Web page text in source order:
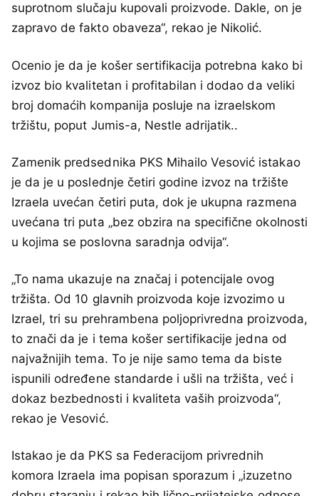
suprotnom slučaju kupovali proizvode. Dakle, on je
zapravo de fakto obaveza“, rekao je Nikolić.
Ocenio je da je košer sertifikacija potrebna kako bi
izvoz bio kvalitetan i profitabilan i dodao da veliki
broj domaćih kompanija posluje na izraelskom
tržištu, poput Jumis-a, Nestle adrijatik..
Zamenik predsednika PKS Mihailo Vesović istakao
je da je u poslednje četiri godine izvoz na tržište
Izraela uvećan četiri puta, dok je ukupna razmena
uvećana tri puta „bez obzira na specifične okolnosti
u kojima se poslovna saradnja odvija“.
„To nama ukazuje na značaj i potencijale ovog
tržišta. Od 10 glavnih proizvoda koje izvozimo u
Izrael, tri su prehrambena poljoprivredna proizvoda,
to znači da je i tema košer sertifikacije jedna od
najvažnijih tema. To je nije samo tema da biste
ispunili određene standarde i ušli na tržišta, već i
dokaz bezbednosti i kvaliteta vaših proizvoda“,
rekao je Vesović.
Istakao je da PKS sa Federacijom privrednih
komora Izraela ima popisan sporazum i „izuzetno